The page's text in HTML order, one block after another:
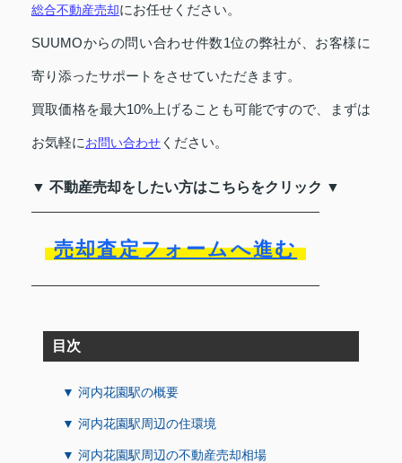
総合不動産売却にお任せください。
SUUMOからの問い合わせ件数1位の弊社が、お客様に
寄り添ったサポートをさせていただきます。
買取価格を最大10%上げることも可能ですので、まずは
お気軽にお問い合わせ ください。
▼ 不動産売却をしたい方はこちらをクリック ▼
売却査定フォームへ進む
目次
▼ 河内花園駅の概要
▼ 河内花園駅周辺の住環境
▼ 河内花園駅周辺の不動産売却相場